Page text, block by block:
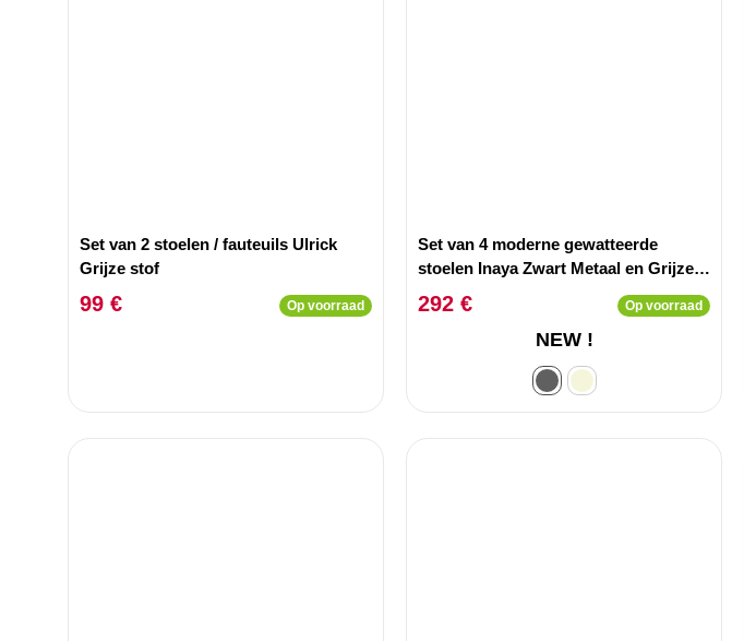
Set van 2 stoelen / fauteuils Ulrick
Grijze stof
99 € Op voorraad
Set van 4 moderne gewatteerde
stoelen Inaya Zwart Metaal en Grijze
Stof
292 € Op voorraad
NEW !